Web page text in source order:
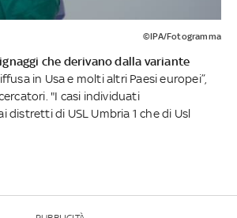
©IPA/Fotogramma
che derivano dalla variante
in Usa e molti altri Paesi europei”,
"I casi individuati
distretti di USL Umbria 1 che di Usl